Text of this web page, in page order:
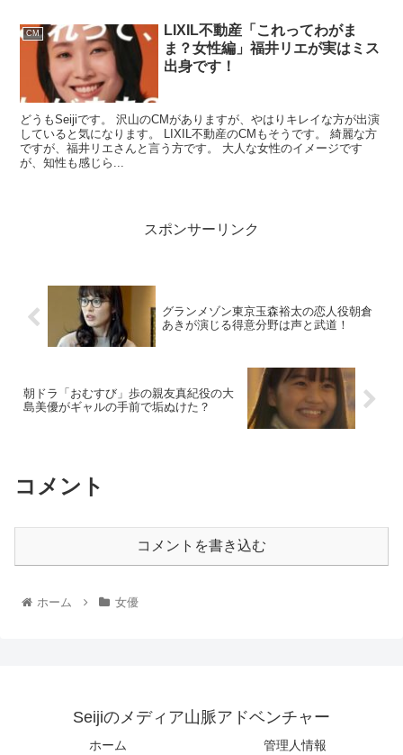
CM
LIXIL不動産「これってわがま
ま？女性編」福井リエが実はミス
出身です！
どうもSeijiです。 沢山のCMがありますが、やはりキレイな方が出演
していると気になります。 LIXIL不動産のCMもそうです。 綺麗な方
ですが、福井リエさんと言う方です。 大人な女性のイメージです
が、知性も感じら...
スポンサーリンク
グランメゾン東京玉森裕太の恋人役朝倉
あきが演じる得意分野は声と武道！
朝ドラ「おむすび」歩の親友真紀役の大
島美優がギャルの手前で垢ぬけた？
コメント
コメントを書き込む
ホーム 女優
Seijiのメディア山脈アドベンチャー
ホーム 管理人情報